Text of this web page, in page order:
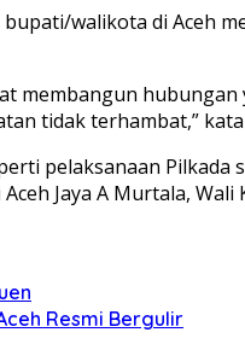
walikota di Aceh
membangun
tidak terhambat,”
pelaksanaan
Jaya A Murtala,
Resmi Bergulir